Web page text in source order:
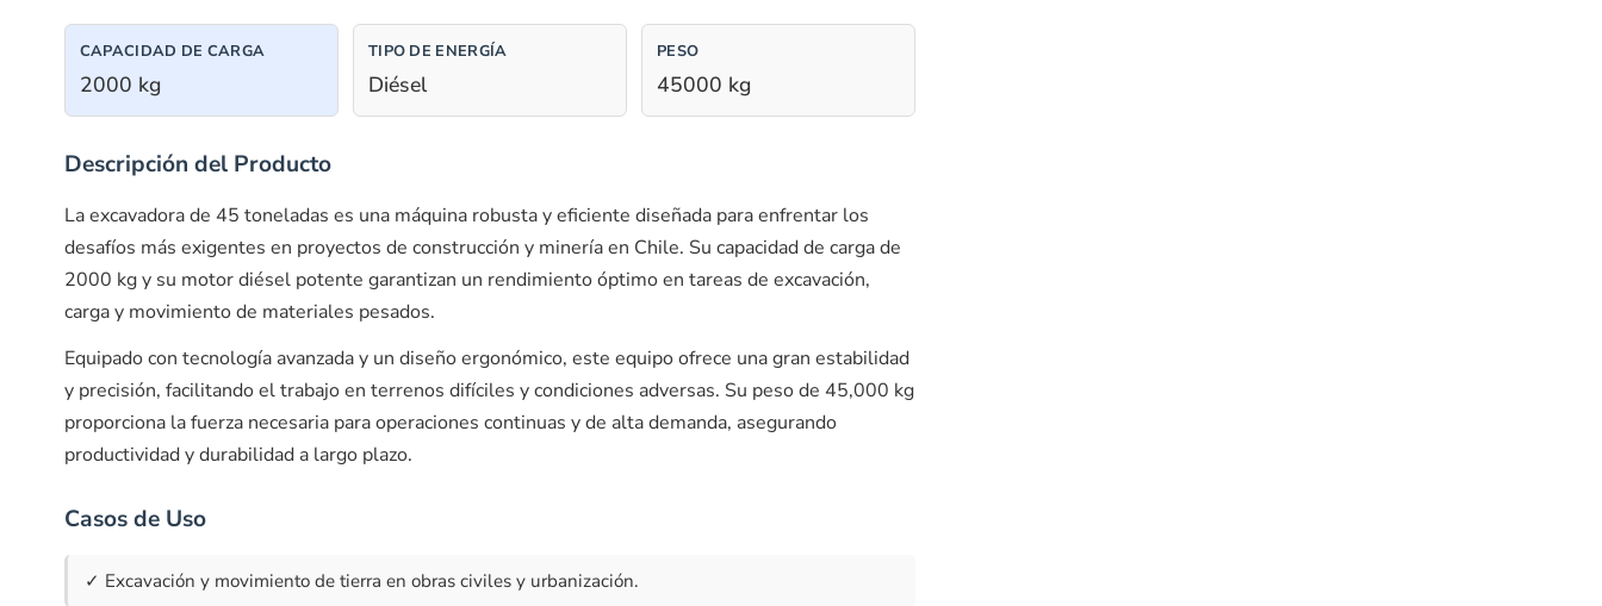
CAPACIDAD DE CARGA
2000 kg
TIPO DE ENERGÍA
Diésel
PESO
45000 kg
Descripción del Producto
La excavadora de 45 toneladas es una máquina robusta y eficiente diseñada para enfrentar los
desafíos más exigentes en proyectos de construcción y minería en Chile. Su capacidad de carga de
2000 kg y su motor diésel potente garantizan un rendimiento óptimo en tareas de excavación,
carga y movimiento de materiales pesados.
Equipado con tecnología avanzada y un diseño ergonómico, este equipo ofrece una gran estabilidad
y precisión, facilitando el trabajo en terrenos difíciles y condiciones adversas. Su peso de 45,000 kg
proporciona la fuerza necesaria para operaciones continuas y de alta demanda, asegurando
productividad y durabilidad a largo plazo.
Casos de Uso
✓ Excavación y movimiento de tierra en obras civiles y urbanización.